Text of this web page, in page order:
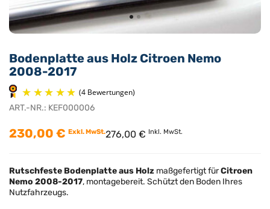
Bodenplatte aus Holz Citroen Nemo
2008-2017
ART.-NR.: KEF000006
230,00 € Exkl. MwSt.276,00 € Inkl. MwSt.
Rutschfeste Bodenplatte aus Holz maßgefertigt fürCitroen
Nemo 2008-2017, montagebereit. Schützt den Boden Ihres
Nutzfahrzeugs.